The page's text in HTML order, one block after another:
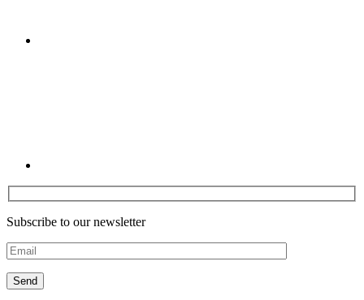
Subscribe to our newsletter